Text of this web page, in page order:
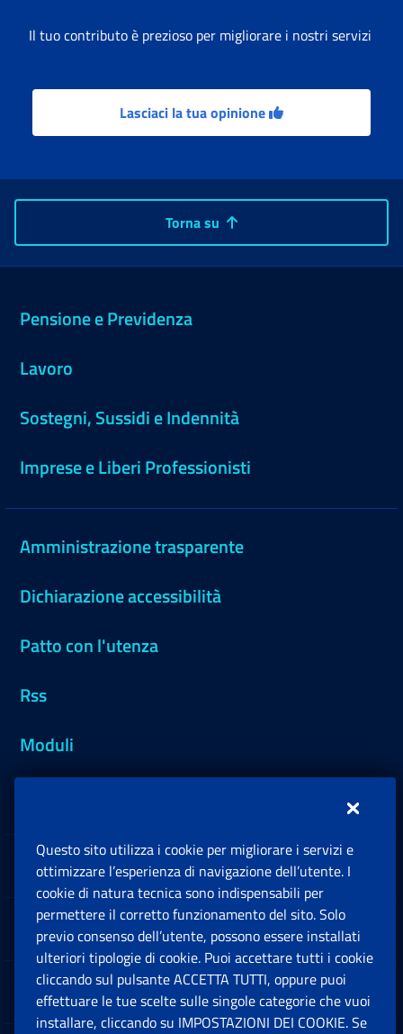
Il tuo contributo è prezioso per migliorare i nostri servizi
Lasciaci la tua opinione
Torna su
Pensione e Previdenza
Lavoro
Sostegni, Sussidi e Indennità
Imprese e Liberi Professionisti
Amministrazione trasparente
Dichiarazione accessibilità
Patto con l'utenza
Rss
Moduli
Sedi e Contatti
Software
Note Legali
Questo sito utilizza i cookie per migliorare i servizi e
ottimizzare l’esperienza di navigazione dell’utente. I
cookie di natura tecnica sono indispensabili per
permettere il corretto funzionamento del sito. Solo
previo consenso dell’utente, possono essere installati
ulteriori tipologie di cookie. Puoi accettare tutti i cookie
cliccando sul pulsante ACCETTA TUTTI, oppure puoi
effettuare le tue scelte sulle singole categorie che vuoi
installare, cliccando su IMPOSTAZIONI DEI COOKIE. Se